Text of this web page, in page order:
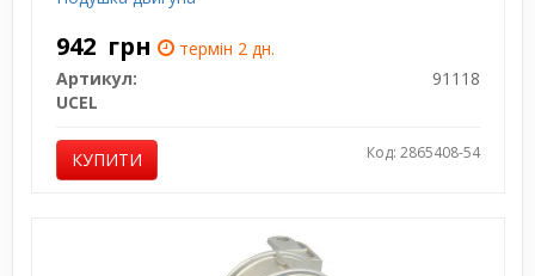
942 грн
термін 2 дн.
Артикул:
91118
UCEL
КУПИТИ Код: 2865408-54